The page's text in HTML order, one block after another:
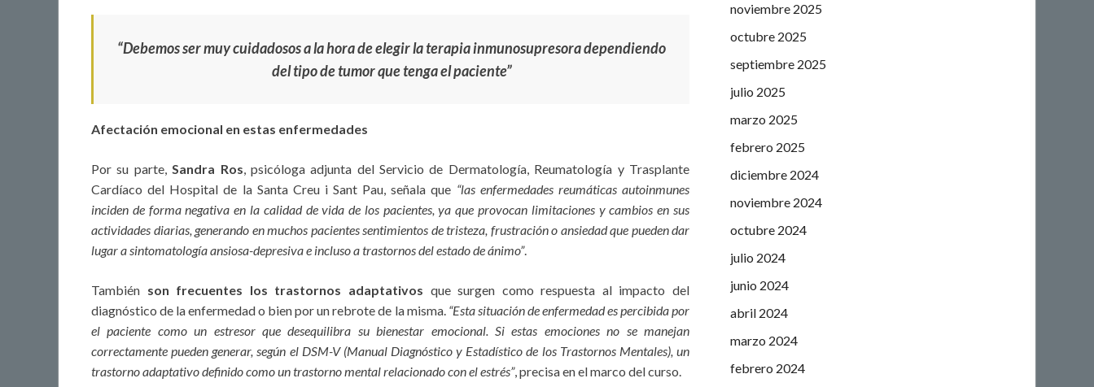
“Debemos ser muy cuidadosos a la hora de elegir la terapia inmunosupresora dependiendo
del tipo de tumor que tenga el paciente”
Afectación emocional en estas enfermedades
Por su parte,Sandra Ros, psicóloga adjunta del Servicio de Dermatología, Reumatología y Trasplante
Cardíaco del Hospital de la Santa Creu i Sant Pau, señala que “las enfermedades reumáticas autoinmunes
inciden de forma negativa en la calidad de vida de los pacientes, ya que provocan limitaciones y cambios en sus
actividades diarias, generando en muchos pacientes sentimientos de tristeza, frustración o ansiedad que pueden dar
lugar a sintomatología ansiosa-depresiva e incluso a trastornos del estado de ánimo”.
También son frecuentes los trastornos adaptativos que surgen como respuesta al impacto del
diagnóstico de la enfermedad o bien por un rebrote de la misma.“Esta situación de enfermedad es percibida por
el paciente como un estresor que desequilibra su bienestar emocional. Si estas emociones no se manejan
correctamente pueden generar, según el DSM-V (Manual Diagnóstico y Estadístico de los Trastornos Mentales), un
trastorno adaptativo definido como un trastorno mental relacionado con el estrés”, precisa en el marco del curso.
noviembre 2025
octubre 2025
septiembre 2025
julio 2025
marzo 2025
febrero 2025
diciembre 2024
noviembre 2024
octubre 2024
julio 2024
junio 2024
abril 2024
marzo 2024
febrero 2024